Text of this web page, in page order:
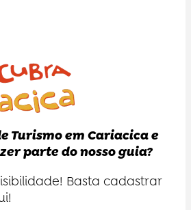
Turismo em Cariacica e
parte do nosso guia?
Basta cadastrar